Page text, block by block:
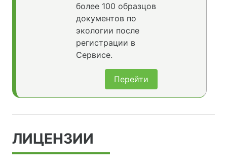
более 100 образцов
документов по
экологии после
регистрации в
Сервисе.
Перейти
ЛИЦЕНЗИИ